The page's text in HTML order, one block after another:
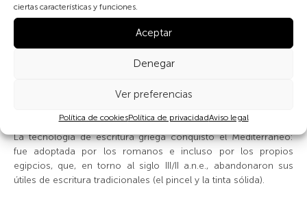
ciertas características y funciones.
Aceptar
Denegar
Ver preferencias
Política de cookiesPolítica de privacidadAviso legal
adecuada para satisfacer su gran demanda en las particulares
condiciones hídricas y climáticas del Nilo. No obstante, desde
el primer momento, los griegos emplearon un instrumento de
escritura propio, el «cálamo» o plumilla de caña. Se trata de
una caña de junco hueca y cuyo extremo, a diferencia de los
afilada. Para usarlo es necesario emplear tinta líquida; al
por efecto de la capilaridad como en las plumas estilográficas.
La tecnología de escritura griega conquistó el Mediterráneo:
fue adoptada por los romanos e incluso por los propios
egipcios, que, en torno al siglo III/II a.n.e., abandonaron sus
útiles de escritura tradicionales (el pincel y la tinta sólida).